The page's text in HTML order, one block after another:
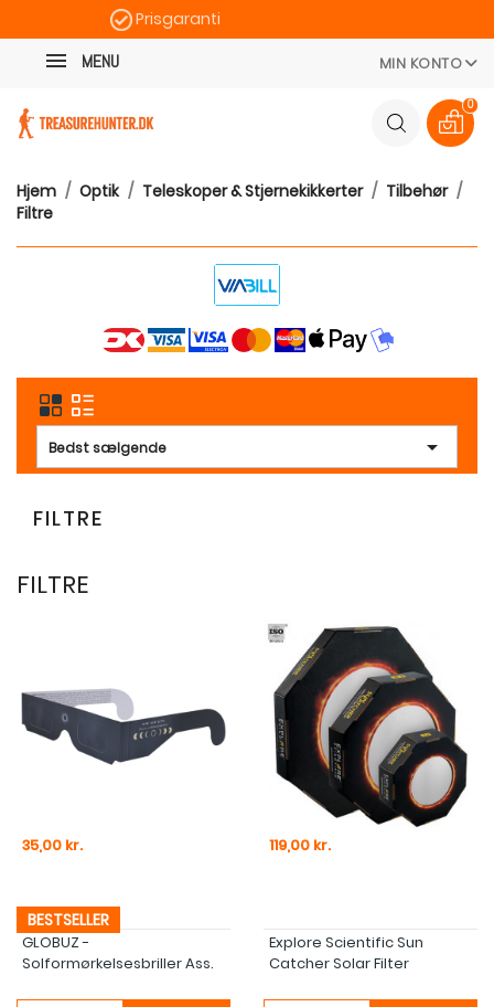
Prisgaranti
MENU MIN KONTO
0
Hjem Optik Teleskoper & Stjernekikkerter
Tilbehør
Filtre
Bedst sælgende 
FILTRE
FILTRE
Pris
35,00 kr.
BESTSELLER
GLOBUZ -
Solformørkelsesbriller Ass.
Pris
119,00 kr.
Explore Scientific Sun
Catcher Solar Filter